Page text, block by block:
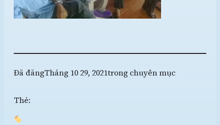
Đã đăngTháng 10 29, 2021trong chuyên mục
Thẻ: